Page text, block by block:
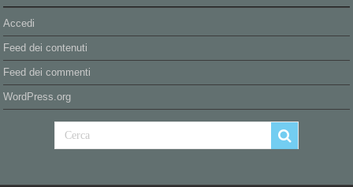
Accedi
Feed dei contenuti
Feed dei commenti
WordPress.org